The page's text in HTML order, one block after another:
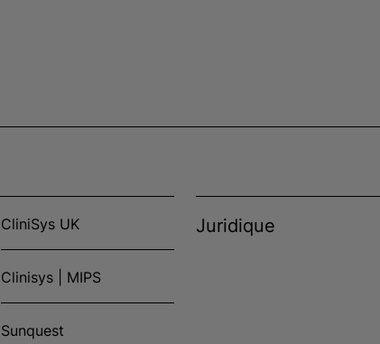
CliniSys UK
Clinisys | MIPS
Sunquest
Juridique